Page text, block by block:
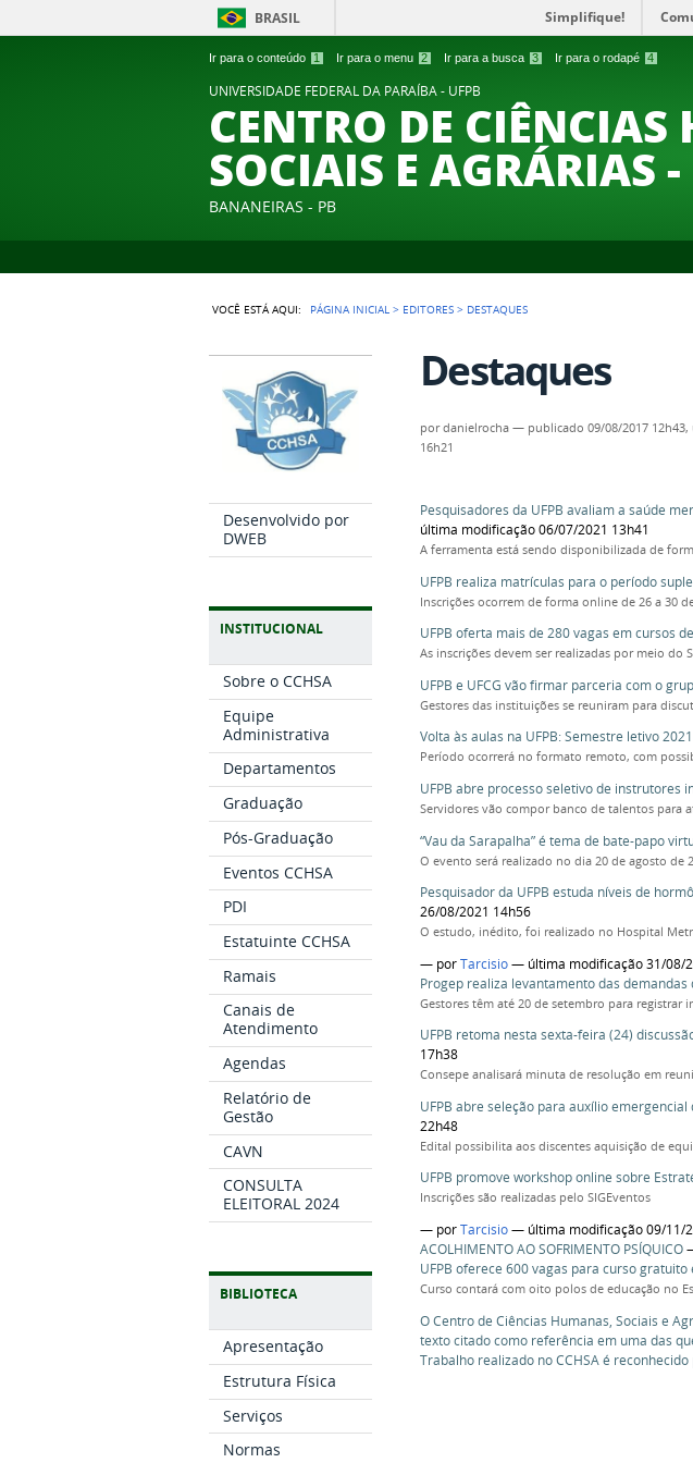
Ir para o conteúdo 1 Ir para o menu 2 Ir para a busca 3 Ir para o rodapé 4
BRASIL Simplifique!
UNIVERSIDADE FEDERAL DA PARAÍBA - UFPB
CENTRO DE
SOCIAIS E AGRÁRIAS
BANANEIRAS - PB
VOCÊ ESTÁ AQUI: PÁGINA INICIAL > EDITORES > DESTAQUES
Desenvolvido por
DWEB
INSTITUCIONAL
Sobre o CCHSA
Equipe
Administrativa
Departamentos
Graduação
Pós-Graduação
Eventos CCHSA
PDI
Estatuinte CCHSA
Ramais
Canais de
Atendimento
Agendas
Relatório de
Gestão
CAVN
CONSULTA
ELEITORAL 2024
BIBLIOTECA
Apresentação
Estrutura Física
Serviços
Normas
Destaques
pordanielrocha — publicado 09/08/2017 12h43,
16h21
Pesquisadores da UFPB avaliam a saúde
última modificação 06/07/2021 13h41
A ferramenta está sendo disponibilizada de
UFPB realiza matrículas para o período
Inscrições ocorrem de forma online de 26 a 30
UFPB oferta mais de 280 vagas em cursos
As inscrições devem ser realizadas por meio do
UFPB e UFCG vão firmar parceria com o
Gestores das instituições se reuniram para
Volta às aulas na UFPB: Semestre letivo
Período ocorrerá no formato remoto, com
UFPB abre processo seletivo de instrutores
Servidores vão compor banco de talentos para
“Vau da Sarapalha” é tema de bate-papo
O evento será realizado no dia 20 de agosto de
Pesquisador da UFPB estuda níveis de
26/08/2021 14h56
O estudo, inédito, foi realizado no Hospital
— porTarcisio— última modificação 31/08/
Progep realiza levantamento das
Gestores têm até 20 de setembro para registrar
UFPB retoma nesta sexta-feira (24)
17h38
Consepe analisará minuta de resolução em
UFPB abre seleção para auxílio
22h48
Edital possibilita aos discentes aquisição de
UFPB promove workshop online sobre
Inscrições são realizadas pelo SIGEventos
— porTarcisio— última modificação 09/11/
ACOLHIMENTO AO SOFRIMENTO PSÍQUICO
UFPB oferece 600 vagas para curso gratuito
Curso contará com oito polos de educação no
O Centro de Ciências Humanas, Sociais e
texto citado como referência em uma das
Trabalho realizado no CCHSA é